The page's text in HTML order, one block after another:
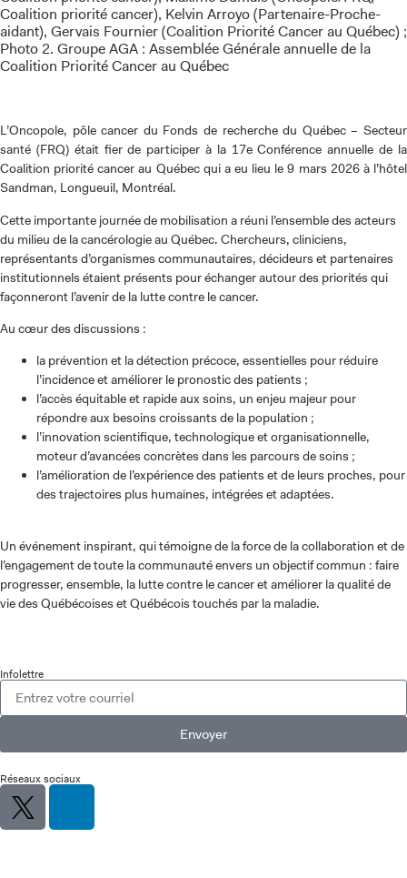
Coalition priorité cancer), Kelvin Arroyo (Partenaire-Proche-
aidant), Gervais Fournier (Coalition Priorité Cancer au Québec) ;
Photo 2. Groupe AGA : Assemblée Générale annuelle de la
Coalition Priorité Cancer au Québec
L’Oncopole, pôle cancer du Fonds de recherche du Québec – Secteur
santé (FRQ) était fier de participer à la 17e Conférence annuelle de la
Coalition priorité cancer au Québec qui a eu lieu le 9 mars 2026 à l’hôtel
Sandman, Longueuil, Montréal.
Cette importante journée de mobilisation a réuni l’ensemble des acteurs
du milieu de la cancérologie au Québec. Chercheurs, cliniciens,
représentants d’organismes communautaires, décideurs et partenaires
institutionnels étaient présents pour échanger autour des priorités qui
façonneront l’avenir de la lutte contre le cancer.
Au cœur des discussions :
la prévention et la détection précoce, essentielles pour réduire
l’incidence et améliorer le pronostic des patients ;
l’accès équitable et rapide aux soins, un enjeu majeur pour
répondre aux besoins croissants de la population ;
l’innovation scientifique, technologique et organisationnelle,
moteur d’avancées concrètes dans les parcours de soins ;
l’amélioration de l’expérience des patients et de leurs proches, pour
des trajectoires plus humaines, intégrées et adaptées.
Un événement inspirant, qui témoigne de la force de la collaboration et de
l’engagement de toute la communauté envers un objectif commun : faire
progresser, ensemble, la lutte contre le cancer et améliorer la qualité de
vie des Québécoises et Québécois touchés par la maladie.
Infolettre
Envoyer
Réseaux sociaux